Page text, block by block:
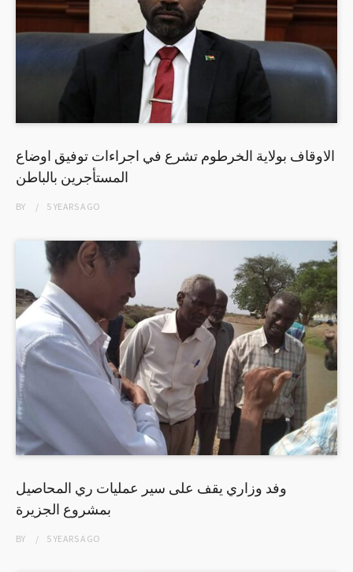
الاوقاف بولاية الخرطوم تشرع في اجراءات توفيق اوضاع
المستأجرين بالباطن
BY 5 YEARSAGO
وفد وزاري يقف على سير عمليات ري المحاصيل
بمشروع الجزيرة
BY 5 YEARSAGO